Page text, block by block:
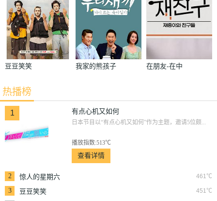
豆豆笑笑 我家的熊孩子
在朋友-在中
热播榜
1 有点心机又如何
日本节目以“有点心机又如何”作为主题，邀请5位颇...
播放指数:513℃
查看详情
2 461℃
惊人的星期六
3
451℃
豆豆笑笑